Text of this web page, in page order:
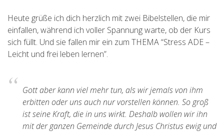
Heute grüße ich dich herzlich mit zwei Bibelstellen, die mir
einfallen, während ich voller Spannung warte, ob der Kurs
sich füllt. Und sie fallen mir ein zum THEMA “Stress ADE –
Leicht und frei leben lernen”.
Gott aber kann viel mehr tun, als wir jemals von ihm
erbitten oder uns auch nur vorstellen können. So groß
ist seine Kraft, die in uns wirkt. Deshalb wollen wir ihn
mit der ganzen Gemeinde durch Jesus Christus ewig und